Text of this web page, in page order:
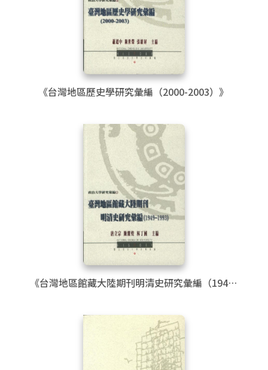
《台灣地區歷史學研究彙編（2000-2003）》
《台灣地區館藏大陸期刊明清史研究彙編（1949-